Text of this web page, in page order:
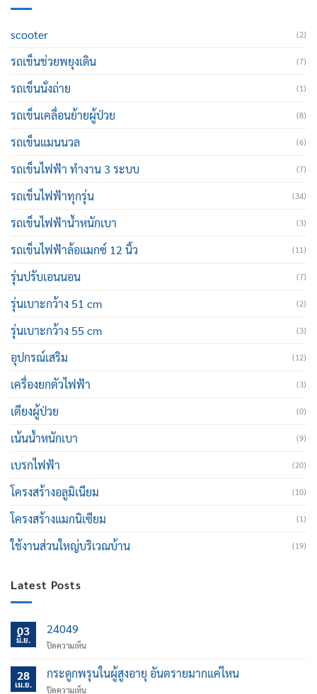
scooter (2)
รถเข็นช่วยพยุงเดิน (7)
รถเข็นนั่งถ่าย (1)
รถเข็นเคลื่อนย้ายผู้ป่วย (8)
รถเข็นแมนนวล (6)
รถเข็นไฟฟ้า ทำงาน 3 ระบบ (7)
รถเข็นไฟฟ้าทุกรุ่น (34)
รถเข็นไฟฟ้าน้ำหนักเบา (3)
รถเข็นไฟฟ้าล้อแมกซ์ 12 นิ้ว (11)
รุ่นปรับเอนนอน (7)
รุ่นเบาะกว้าง 51 cm (2)
รุ่นเบาะกว้าง 55 cm (3)
อุปกรณ์เสริม (12)
เครื่องยกตัวไฟฟ้า (3)
เตียงผู้ป่วย (0)
เน้นน้ำหนักเบา (9)
เบรกไฟฟ้า (20)
โครงสร้างอลูมิเนียม (10)
โครงสร้างแมกนิเซียม (1)
ใช้งานส่วนใหญ่บริเวณบ้าน (19)
Latest Posts
03
มิ.ย.
24049
ปิดความเห็นบน
28
เม.ย.
กระดูกพรุนในผู้สูงอายุ อันตรายมากแค่ไหน
ปิดความเห็นบน